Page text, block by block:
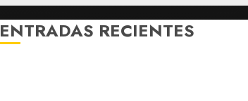
ENTRADAS RECIENTES